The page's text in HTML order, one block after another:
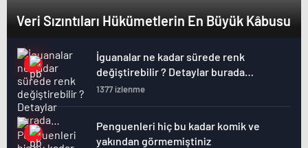
Veri Sızıntıları Hükümetlerin En Büyük Kâbusu
İguanalar ne kadar sürede renk
değiştirebilir ? Detaylar burada…
1377 izlenme
Penguenleri hiç bu kadar komik ve
yakından görmemiştiniz